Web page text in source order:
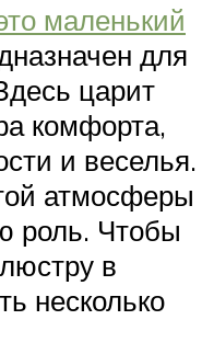
маленький
для
царит
комфорта,
и веселья.
атмосферы
роль. Чтобы
в
несколько